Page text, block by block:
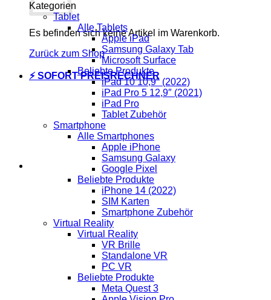
Es befinden sich keine Artikel im Warenkorb.
Zurück zum Shop
⚡ SOFORT PREISRECHNER
Kategorien
Tablet
Alle Tablets
Apple iPad
Samsung Galaxy Tab
Microsoft Surface
Beliebte Produkte
iPad 10 10,9″ (2022)
iPad Pro 5 12,9″ (2021)
iPad Pro
Tablet Zubehör
Smartphone
Alle Smartphones
Apple iPhone
Samsung Galaxy
Google Pixel
Beliebte Produkte
iPhone 14 (2022)
SIM Karten
Smartphone Zubehör
Virtual Reality
Virtual Reality
VR Brille
Standalone VR
PC VR
Beliebte Produkte
Meta Quest 3